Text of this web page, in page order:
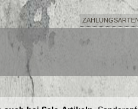
bei Sale-Artikeln
bei Sale-Artikeln